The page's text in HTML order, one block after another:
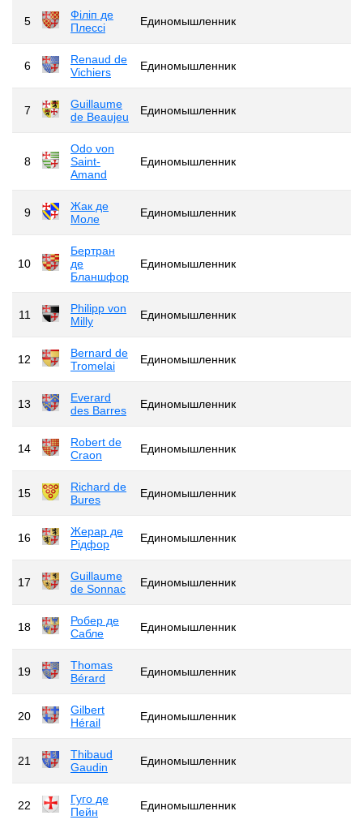
5
Філіп де
Плессі
Единомышленник
6
Renaud de
Vichiers
Единомышленник
7
Guillaume
de Beaujeu
Единомышленник
8
Odo von
Saint-
Amand
Единомышленник
9
Жак де
Моле
Единомышленник
10
Бертран
де
Бланшфор
Единомышленник
11
Philipp von
Milly
Единомышленник
12
Bernard de
Tromelai
Единомышленник
13
Everard
des Barres
Единомышленник
14
Robert de
Craon
Единомышленник
15
Richard de
Bures
Единомышленник
16
Жерар де
Рідфор
Единомышленник
17
Guillaume
de Sonnac
Единомышленник
18
Робер де
Сабле
Единомышленник
19
Thomas
Bérard
Единомышленник
20
Gilbert
Hérail
Единомышленник
21
Thibaud
Gaudin
Единомышленник
22
Гуго де
Пейн
Единомышленник